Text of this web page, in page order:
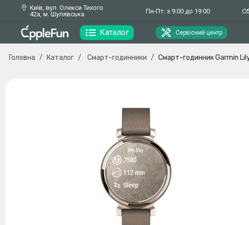
Київ, вул. Олекси Тихого
42а, м. Шулявська
Пн-Пт: з 9:00 до 19:00
Каталог Сервісний центр
Головна Каталог Смарт-годинники Смарт-годинник Garmin